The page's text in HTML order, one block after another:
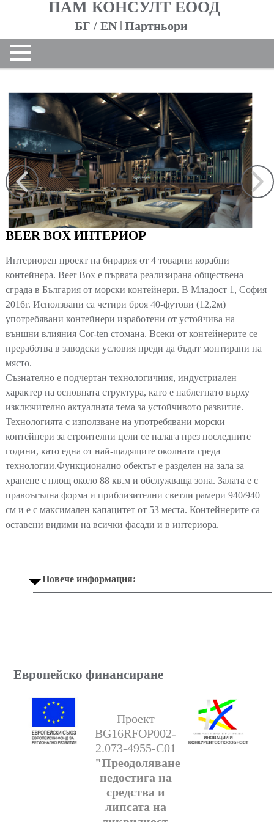
ПАМ КОНСУЛТ ЕООД
ЗА НАС
За фирмата
Екип
ПРОЕКТИ
Жилищни сгради
Обществени сгради
Контейнери
Индустриални сгради
Интериор
Реализирани
КОНТАКТИ
БГ / EN Партньори
BEER BOX ИНТЕРИОР
Интериорен проект на бирария от 4 товарни корабни
контейнера. Beer Box е първата реализирана обществена
сграда в България от морски контейнери. В Младост 1, София
2016г. Исползвани са четири броя 40-футови (12,2м)
употребявани контейнери изработени от устойчива на
външни влияния Cor-ten стомана. Всеки от контейнерите се
преработва в заводски условия преди да бъдат монтирани на
място.
Съзнателно е подчертан технологичния, индустриален
характер на основната структура, като е наблегнато върху
изключително актуалната тема за устойчивото развитие.
Технологията с използване на употребявани морски
контейнери за строителни цели се налага през последните
години, като една от най-щадящите околната среда
технологии.Функционално обектът е разделен на зала за
хранене с площ около 88 кв.м и обслужваща зона. Залата е с
правоъгълна форма и приблизителни светли рамери 940/940
см и е с максимален капацитет от 53 места. Контейнерите са
оставени видими на всички фасади и в интериора.
Повече информация:
Европейско финансиране
Проект
BG16RFOP002-
2.073-4955-C01
"Преодоляване
недостига на
средства и
липсата на